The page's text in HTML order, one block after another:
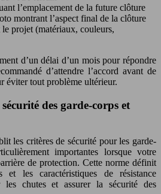
l’emplacement de la future clôture
montrant l’aspect final de la clôture
projet (matériaux, couleurs,
d’un délai d’un mois pour répondre
d’attendre l’accord avant de
éviter tout problème ultérieur.
des garde-corps et
les critères de sécurité pour les garde-
importantes lorsque votre
de protection. Cette norme définit
et les caractéristiques de résistance
les chutes et assurer la sécurité des